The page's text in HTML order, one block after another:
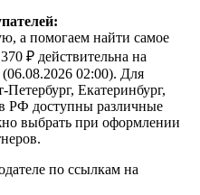
а помогаем найти самое
₽ действительна на
02:00). Для
Екатеринбург,
РФ доступны различные
выбрать при оформлении
по ссылкам на